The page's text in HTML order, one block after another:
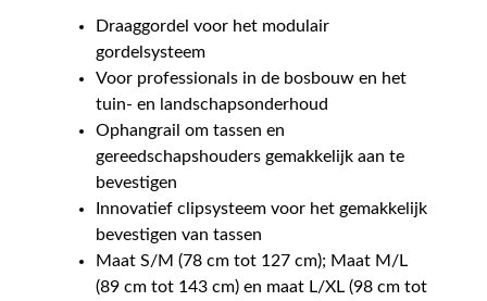
Draaggordel voor het modulair
gordelsysteem
Voor professionals in de bosbouw en het
tuin- en landschapsonderhoud
Ophangrail om tassen en
gereedschapshouders gemakkelijk aan te
bevestigen
Innovatief clipsysteem voor het gemakkelijk
bevestigen van tassen
Maat S/M (78 cm tot 127 cm); Maat M/L
(89 cm tot 143 cm) en maat L/XL (98 cm tot